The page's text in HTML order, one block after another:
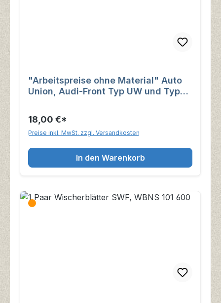
"Arbeitspreise ohne Material" Auto
Union, Audi-Front Typ UW und Typ
18,00 €*
Preise inkl. MwSt. zzgl. Versandkosten
In den Warenkorb